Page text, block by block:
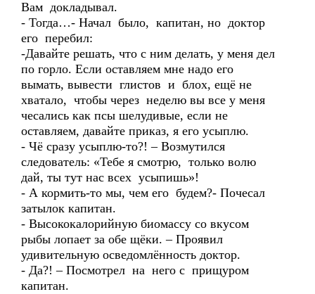
Вам докладывал.
- Тогда…- Начал было, капитан, но доктор
его перебил:
-Давайте решать, что с ним делать, у меня дел
по горло. Если оставляем мне надо его
вымать, вывести глистов и блох, ещё не
хватало, чтобы через неделю вы все у меня
чесались как псы шелудивые, если не
оставляем, давайте приказ, я его усыплю.
- Чё сразу усыплю-то?! – Возмутился
следователь: «Тебе я смотрю, только волю
дай, ты тут нас всех усыпишь»!
- А кормить-то мы, чем его будем?- Почесал
затылок капитан.
- Высококалорийную биомассу со вкусом
рыбы лопает за обе щёки. – Проявил
удивительную осведомлённость доктор.
- Да?! – Посмотрел на него с прищуром
капитан.